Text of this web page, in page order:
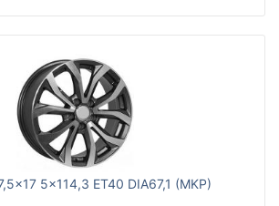
5x114,3 ET40 DIA67,1 (MKP)